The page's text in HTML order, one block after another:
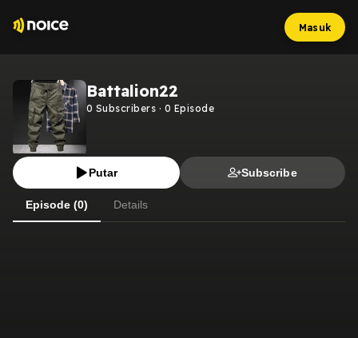
Masuk
Battalion22
0 Subscribers · 0 Episode
Putar Subscribe
Episode (0) Details